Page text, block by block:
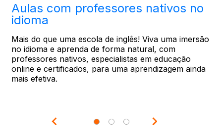
Aulas com professores nativos no
idioma
Mais do que uma escola de inglês! Viva uma imersão
no idioma e aprenda de forma natural, com
professores nativos, especialistas em educação
online e certificados, para uma aprendizagem ainda
mais efetiva.